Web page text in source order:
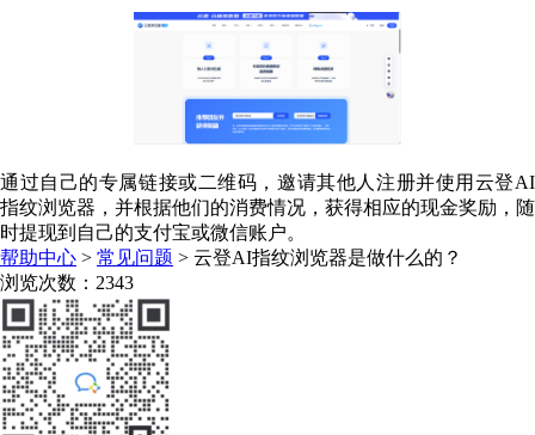
通过自己的专属链接或二维码，邀请其他人注册并使用云登AI
指纹浏览器，并根据他们的消费情况，获得相应的现金奖励，随
时提现到自己的支付宝或微信账户。
帮助中心 > 常见问题 > 云登AI指纹浏览器是做什么的？
浏览次数：2343